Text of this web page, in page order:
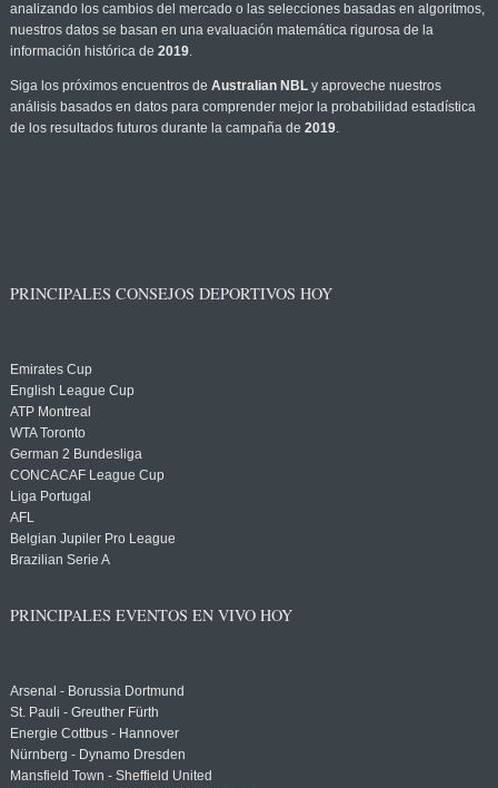
analizando los cambios del mercado o las selecciones basadas en algoritmos,
nuestros datos se basan en una evaluación matemática rigurosa de la
información histórica de 2019.
Siga los próximos encuentros de Australian NBLy aproveche nuestros
análisis basados en datos para comprender mejor la probabilidad estadística
de los resultados futuros durante la campaña de 2019.
PRINCIPALES CONSEJOS DEPORTIVOS HOY
Emirates Cup
English League Cup
ATP Montreal
WTA Toronto
German 2 Bundesliga
CONCACAF League Cup
Liga Portugal
AFL
Belgian Jupiler Pro League
Brazilian Serie A
PRINCIPALES EVENTOS EN VIVO HOY
Arsenal - Borussia Dortmund
St. Pauli - Greuther Fürth
Energie Cottbus - Hannover
Nürnberg - Dynamo Dresden
Mansfield Town - Sheffield United